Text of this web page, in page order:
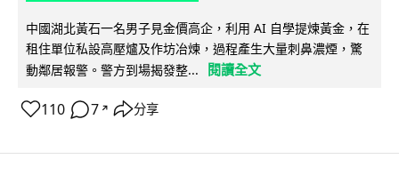
中國湖北黃石一名男子見金價高企，利用 AI 自學提煉黃金，在
租住單位私設高壓爐及作坊冶煉，過程產生大量刺鼻濃煙，驚
動鄰居報警。警方到場揭發整...
閱讀全文
110 7 ↗ 分享